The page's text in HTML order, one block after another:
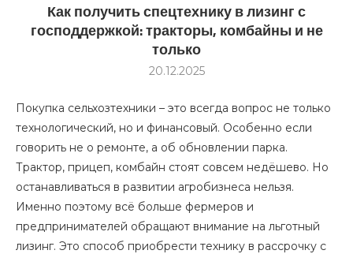
Как получить спецтехнику в лизинг с
господдержкой: тракторы, комбайны и не
только
20.12.2025
Покупка сельхозтехники – это всегда вопрос не только
технологический, но и финансовый. Особенно если
говорить не о ремонте, а об обновлении парка.
Трактор, прицеп, комбайн стоят совсем недёшево. Но
останавливаться в развитии агробизнеса нельзя.
Именно поэтому всё больше фермеров и
предпринимателей обращают внимание на льготный
лизинг. Это способ приобрести технику в рассрочку с